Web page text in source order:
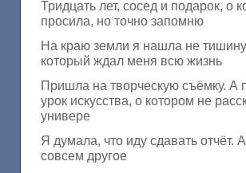
Тридцать лет, сосед и подарок, о
просила, но точно запомню
На краю земли я нашла не
который ждал меня всю жизнь
Пришла на творческую съёмку. А
урок искусства, о котором не
универе
Я думала, что иду сдавать отчёт.
совсем другое